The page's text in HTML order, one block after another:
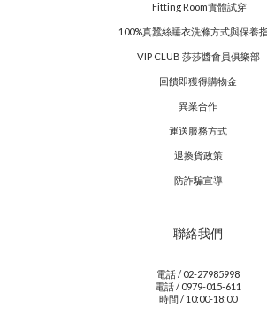
Fitting Room實體試穿
100%真蠶絲睡衣洗滌方式與保養
VIP CLUB 莎莎醬會員俱樂部
回饋即獲得購物金
異業合作
運送服務方式
退換貨政策
防詐騙宣導
聯絡我們
電話 / 02-27985998
電話 / 0979-015-611
時間 / 10:00-18:00